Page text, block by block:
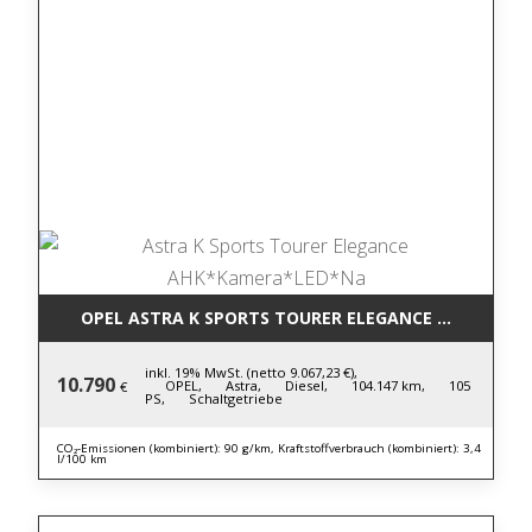
OPEL ASTRA K SPORTS TOURER ELEGANCE
10.790 €
inkl. 19% MwSt. (netto 9.067,23 €),
OPEL, Astra, Diesel, 104.147 km, 105
PS, Schaltgetriebe
CO₂-Emissionen (kombiniert): 90 g/km, Kraftstoffverbrauch (kombiniert): 3,4
l/100 km